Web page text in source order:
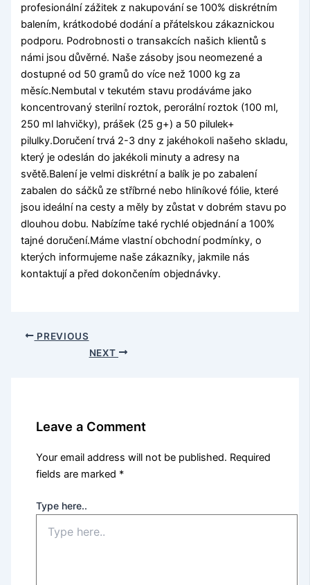
profesionální zážitek z nakupování se 100% diskrétním
balením, krátkodobé dodání a přátelskou zákaznickou
podporu. Podrobnosti o transakcích našich klientů s
námi jsou důvěrné. Naše zásoby jsou neomezené a
dostupné od 50 gramů do více než 1000 kg za
měsíc.Nembutal v tekutém stavu prodáváme jako
koncentrovaný sterilní roztok, perorální roztok (100 ml,
250 ml lahvičky), prášek (25 g+) a 50 pilulek+
pilulky.Doručení trvá 2-3 dny z jakéhokoli našeho skladu,
který je odeslán do jakékoli minuty a adresy na
světě.Balení je velmi diskrétní a balík je po zabalení
zabalen do sáčků ze stříbrné nebo hliníkové fólie, které
jsou ideální na cesty a měly by zůstat v dobrém stavu po
dlouhou dobu. Nabízíme také rychlé objednání a 100%
tajné doručení.Máme vlastní obchodní podmínky, o
kterých informujeme naše zákazníky, jakmile nás
kontaktují a před dokončením objednávky.
PREVIOUS
NEXT
Leave a Comment
Your email address will not be published. Required
fields are marked *
Type here..